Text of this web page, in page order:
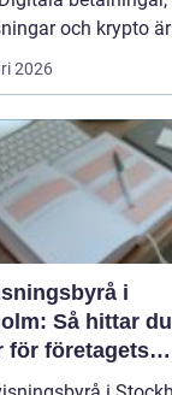
och krypto
2026
i
Så hittar
för företagets